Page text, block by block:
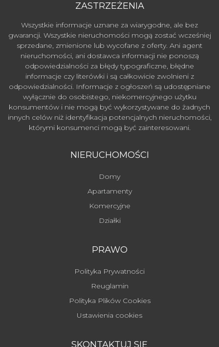
ZASTRZEŻENIA
Wszystkie informacje uznane za wiarygodne, ale bez
gwarancji. Wszystkie nieruchomości mogą zostać wcześniej
sprzedane, zmienione lub wycofane z oferty. Ani agent
nieruchomości, ani dostawca informacji nie ponoszą
odpowiedzialności za błędy typograficzne, błędne
informacje czy literówki i są całkowicie zwolnieni z
odpowiedzialności. Informacje z ogłoszeń są udostępniane
wyłącznie do osobistego, niekomercyjnego użytku
konsumentów i nie mogą być wykorzystywane do żadnych
innych celów niż identyfikacja potencjalnych nieruchomości,
którymi konsumenci mogą być zainteresowani.
NIERUCHOMOŚCI
Domy
Apartamenty
Komercyjne
Działki
PRAWO
Polityka Prywatności
Reuglamin
Polityka Plików Cookies
Ustawienia cookies
SKONTAKTUJ SIĘ